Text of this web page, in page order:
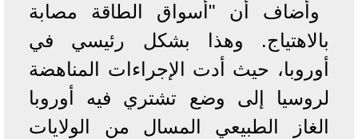
وأضاف أن "أسواق الطاقة مصابة
بالاهتياج. وهذا بشكل رئيسي في
أوروبا، حيث أدت الإجراءات المناهضة
لروسيا إلى وضع تشتري فيه أوروبا
الغاز الطبيعي المسال من الولايات